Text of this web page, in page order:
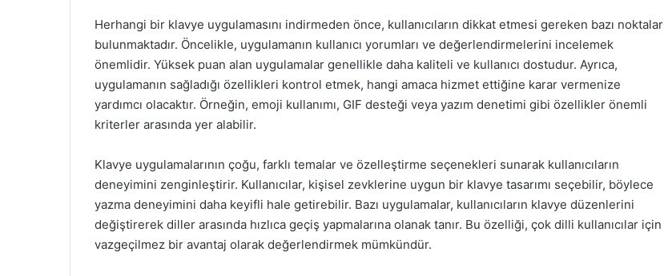
Herhangi bir klavye uygulamasını indirmeden önce, kullanıcıların dikkat etmesi gereken bazı noktalar
bulunmaktadır. Öncelikle, uygulamanın kullanıcı yorumları ve değerlendirmelerini incelemek
önemlidir. Yüksek puan alan uygulamalar genellikle daha kaliteli ve kullanıcı dostudur. Ayrıca,
uygulamanın sağladığı özellikleri kontrol etmek, hangi amaca hizmet ettiğine karar vermenize
yardımcı olacaktır. Örneğin, emoji kullanımı, GIF desteği veya yazım denetimi gibi özellikler önemli
kriterler arasında yer alabilir.
Klavye uygulamalarının çoğu, farklı temalar ve özelleştirme seçenekleri sunarak kullanıcıların
deneyimini zenginleştirir. Kullanıcılar, kişisel zevklerine uygun bir klavye tasarımı seçebilir, böylece
yazma deneyimini daha keyifli hale getirebilir. Bazı uygulamalar, kullanıcıların klavye düzenlerini
değiştirerek diller arasında hızlıca geçiş yapmalarına olanak tanır. Bu özelliği, çok dilli kullanıcılar için
vazgeçilmez bir avantaj olarak değerlendirmek mümkündür.